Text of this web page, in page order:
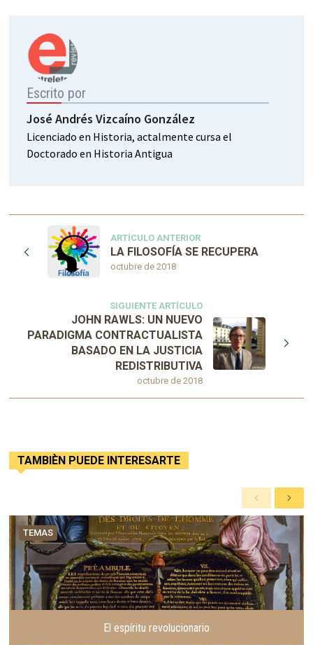
Escrito por
José Andrés Vizcaíno González
Licenciado en Historia, actalmente cursa el
Doctorado en Historia Antigua
ARTÍCULO ANTERIOR
octubre de 2018
LA FILOSOFÍA SE RECUPERA
SIGUIENTE ARTÍCULO
octubre de 2018
JOHN RAWLS: UN NUEVO
PARADIGMA CONTRACTUALISTA
BASADO EN LA JUSTICIA
REDISTRIBUTIVA
TAMBIÈN PUEDE INTERESARTE
A
n
t
e
r
i
o
r
S
i
g
u
e
n
t
e
TEMAS
El espíritu revolucionario